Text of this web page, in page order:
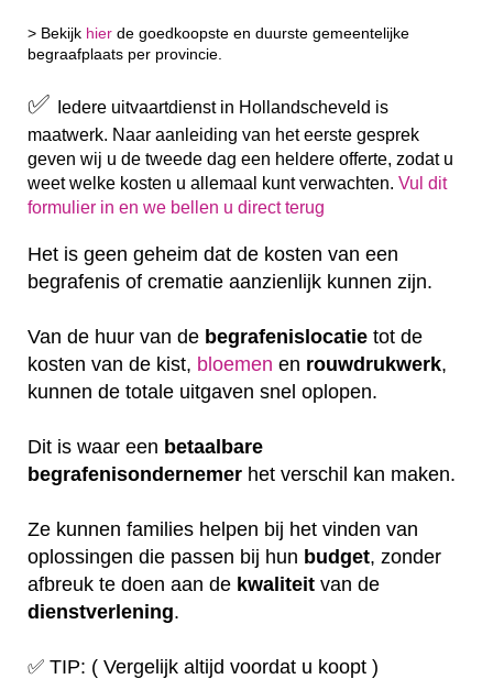
> Bekijk hier de goedkoopste en duurste gemeentelijke
begraafplaats per provincie.
✅
Iedere uitvaartdienst in Hollandscheveld is
maatwerk. Naar aanleiding van het eerste gesprek
geven wij u de tweede dag een heldere offerte, zodat u
weet welke kosten u allemaal kunt verwachten. Vul dit
formulier in en we bellen u direct terug
Het is geen geheim dat de kosten van een
begrafenis of crematie aanzienlijk kunnen zijn.
Van de huur van de begrafenislocatie tot de
kosten van de kist, bloemen en rouwdrukwerk,
kunnen de totale uitgaven snel oplopen.
Dit is waar een betaalbare
begrafenisondernemer het verschil kan maken.
Ze kunnen families helpen bij het vinden van
oplossingen die passen bij hun budget, zonder
afbreuk te doen aan de kwaliteit van de
dienstverlening.
✅ TIP: ( Vergelijk altijd voordat u koopt )